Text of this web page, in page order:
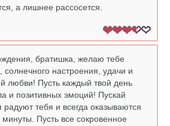
а лишнее рассосется.
братишка, желаю тебе
солнечного настроения, удачи и
любви! Пусть каждый твой день
и позитивных эмоций! Пускай
тебя и всегда оказываются
Пусть все сокровенное